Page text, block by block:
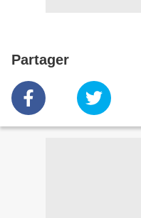
Partager